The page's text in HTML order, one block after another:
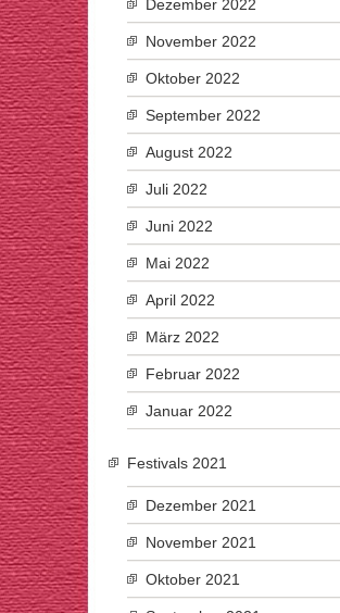
Dezember 2022
November 2022
Oktober 2022
September 2022
August 2022
Juli 2022
Juni 2022
Mai 2022
April 2022
März 2022
Februar 2022
Januar 2022
Festivals 2021
Dezember 2021
November 2021
Oktober 2021